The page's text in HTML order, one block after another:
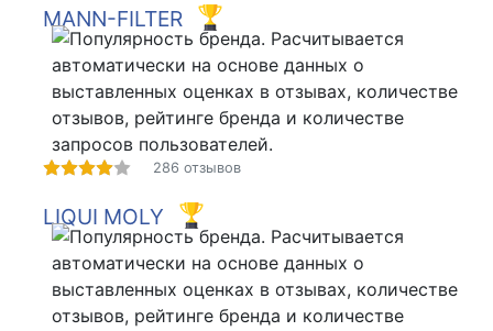
MANN-FILTER
286 отзывов
LIQUI MOLY